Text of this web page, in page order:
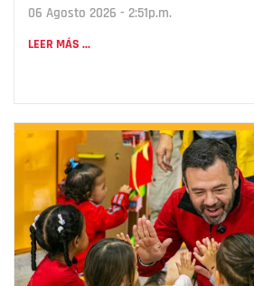
06 Agosto 2026 - 2:51p.m.
LEER MÁS ...